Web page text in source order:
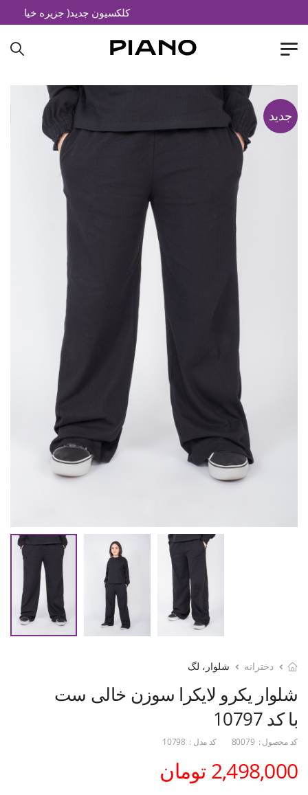
کلکسیون جدید( جزیره خیال)
جدید
دخترانه شلوار، لگ
شلوار یکرو لایکرا سوزن خالی ست
با کد 10797
کد محصول : 80079 کد مدل : 10798
2,498,000 تومان